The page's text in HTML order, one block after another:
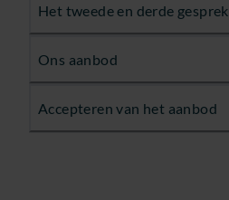
Het tweede en derde gesprek
Ons aanbod
Accepteren van het aanbod